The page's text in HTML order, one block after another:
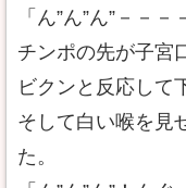
「ん”ん”ん”－－－
チンポの先が子宮
ビクンと反応して
そして白い喉を見
た。